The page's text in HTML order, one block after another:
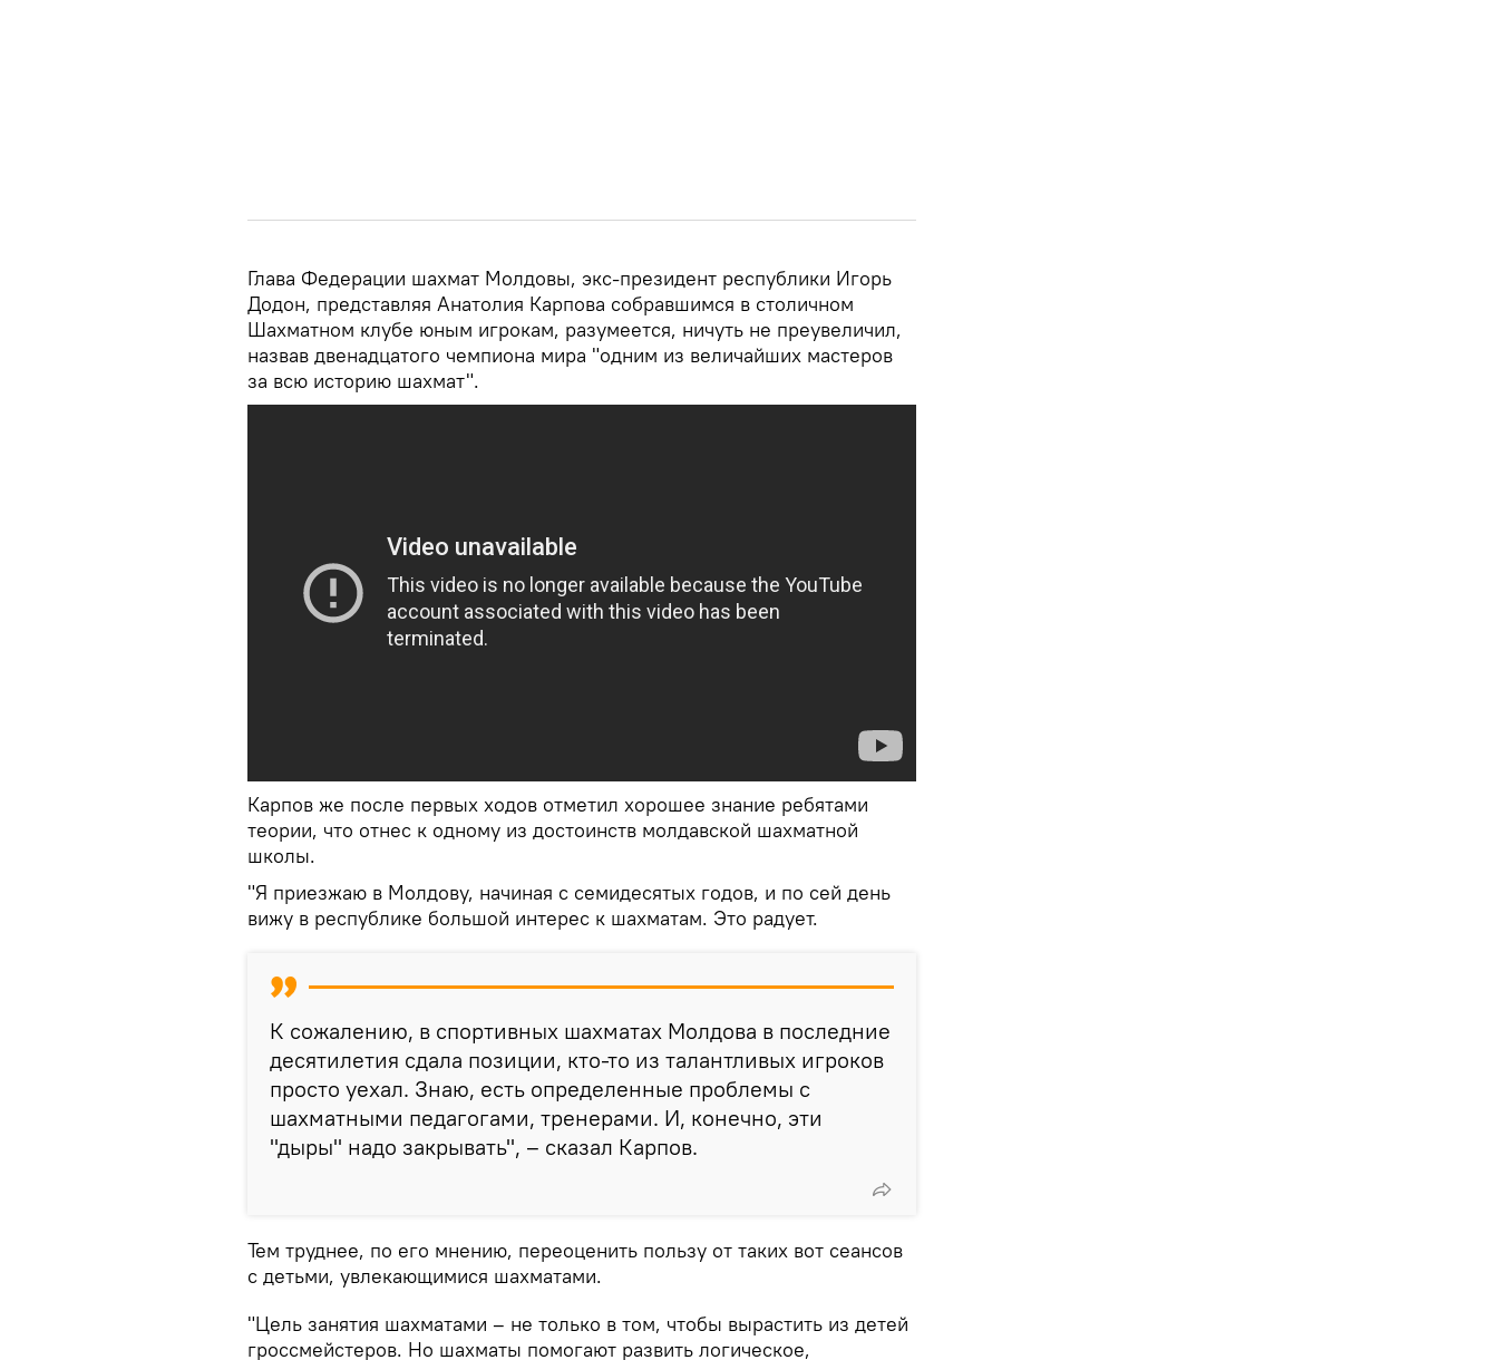
Глава Федерации шахмат Молдовы, экс-президент республики Игорь
Додон, представляя Анатолия Карпова собравшимся в столичном
Шахматном клубе юным игрокам, разумеется, ничуть не преувеличил,
назвав двенадцатого чемпиона мира "одним из величайших мастеров
за всю историю шахмат".
Карпов же после первых ходов отметил хорошее знание ребятами
теории, что отнес к одному из достоинств молдавской шахматной
школы.
"Я приезжаю в Молдову, начиная с семидесятых годов, и по сей день
вижу в республике большой интерес к шахматам. Это радует.
К сожалению, в спортивных шахматах Молдова в последние
десятилетия сдала позиции, кто-то из талантливых игроков
просто уехал. Знаю, есть определенные проблемы с
шахматными педагогами, тренерами. И, конечно, эти
"дыры" надо закрывать", – сказал Карпов.
Тем труднее, по его мнению, переоценить пользу от таких вот сеансов
с детьми, увлекающимися шахматами.
"Цель занятия шахматами – не только в том, чтобы вырастить из детей
гроссмейстеров. Но шахматы помогают развить логическое,